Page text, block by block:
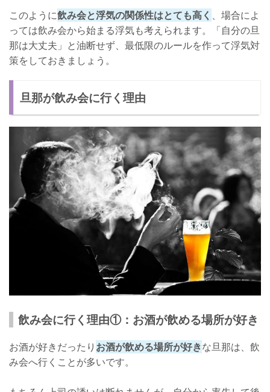
このように飲み会と浮気の関係性はとても高く 、場合によ
っては飲み会から始まる浮気も考えられます。「自分の旦
那は大丈夫」と油断せず、最低限のルールを作って浮気対
策をしておきましょう。
旦那が飲み会に行く理由
飲み会に行く理由①：お酒が飲める場所が好き
お酒が好きだったり お酒が飲める場所が好きな旦那は、飲
み会へ行くことが多いです。